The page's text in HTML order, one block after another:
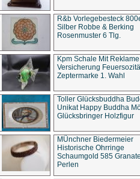
R&b Vorlegebesteck
Silber Robbe & Berking
Rosenmuster 6 Tlg.
Kpm Schale Mit Reklame
Versicherung
Zeptermarke 1. Wahl
Toller Glücksbuddha
Unikat Happy Buddha
Glücksbringer Holzfigur
MÜnchner Biedermeier
Historische Ohrringe
Schaumgold 585
Perlen